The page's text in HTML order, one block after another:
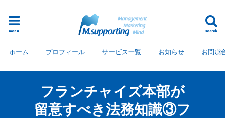
search
menu
ホーム プロフィール サービス一覧 お知らせ お問い
フランチャイズ本部が
留意すべき法務知識③フ